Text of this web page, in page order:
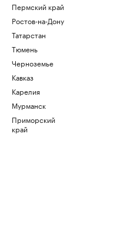
Пермский край
Ростов-на-Дону
Татарстан
Тюмень
Черноземье
Кавказ
Карелия
Мурманск
Приморский
край